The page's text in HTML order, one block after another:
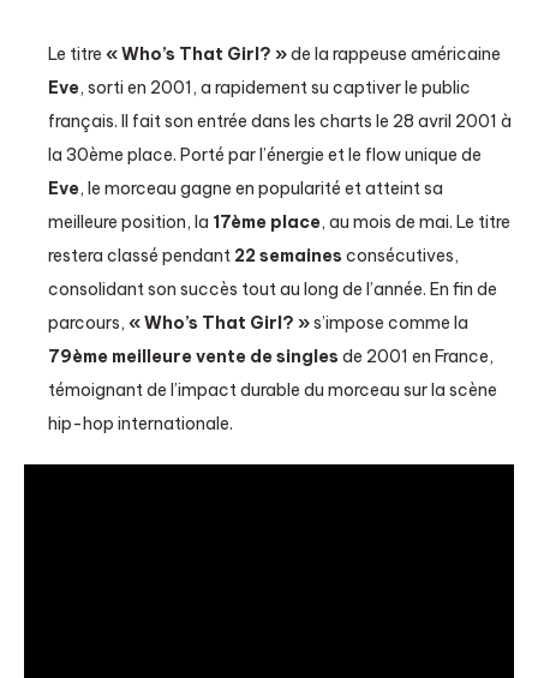
Le titre « Who’s That Girl? »de la rappeuse américaine
Eve, sorti en 2001, a rapidement su captiver le public
français. Il fait son entrée dans les charts le 28 avril 2001 à
la 30ème place. Porté par l’énergie et le flow unique de
Eve, le morceau gagne en popularité et atteint sa
meilleure position, la 17ème place, au mois de mai. Le titre
restera classé pendant 22 semaines consécutives,
consolidant son succès tout au long de l’année. En fin de
parcours, « Who’s That Girl? »s’impose comme la
79ème meilleure vente de singles de 2001 en France,
témoignant de l’impact durable du morceau sur la scène
hip-hop internationale.